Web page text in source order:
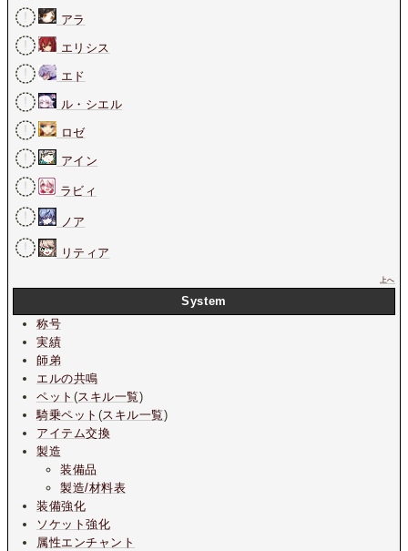
アラ
エリシス
エド
ル・シエル
ロゼ
アイン
ラビィ
ノア
リティア
上へ
System
称号
実績
師弟
エルの共鳴
ペット (スキル一覧)
騎乗ペット (スキル一覧)
アイテム交換
製造
装備品
製造/材料表
装備強化
ソケット強化
属性エンチャント